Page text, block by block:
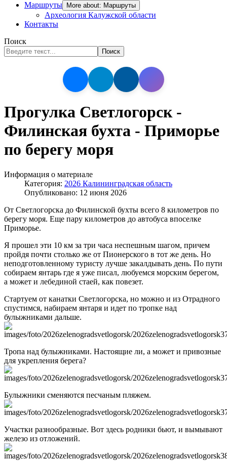
Маршруты
More about: Маршруты
Археология Калужской области
Контакты
Поиск
Поиск
Прогулка Светлогорск -
Филинская бухта - Приморье
по берегу моря
Информация о материале
Категория: 2026 Калининградская область
Опубликовано: 12 июня 2026
От Светлогорска до Филинской бухты всего 8 километров по
берегу моря. Еще пару километров до автобуса впоселке
Приморье.
Я прошел эти 10 км за три часа неспешным шагом, причем
пройдя почти столько же от Пионерского в тот же день. Но
неподготовленному туристу лучше закалдывать день. По пути
собираем янтарь где я уже писал, любуемся морским берегом,
а может и лебединой стаей, как повезет.
Стартуем от канатки Светлогорска, но можно и из Отрадного
спустимся, набираем янтаря и идет по тропке над
булыжниками дальше.
Тропа над булыжниками. Настоящие ли, а может и привозные
для укрепления берега?
Булыжники сменяются песчаным пляжем.
Участки разнообразные. Вот здесь родники бьют, и вымывают
железо из отложений.